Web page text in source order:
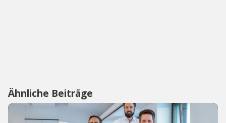
Ähnliche Beiträge